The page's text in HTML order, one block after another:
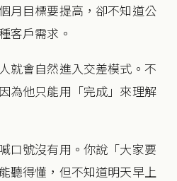
月目標要提高，卻不知道公
客戶需求。
就會自然進入交差模式。不
為他只能用「完成」來理解
口號沒有用。你說「大家要
聽得懂，但不知道明天早上